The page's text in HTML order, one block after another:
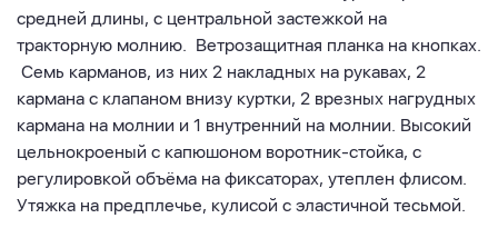
средней длины, с центральной застежкой на
тракторную молнию. Ветрозащитная планка на кнопках.
Семь карманов, из них 2 накладных на рукавах, 2
кармана с клапаном внизу куртки, 2 врезных нагрудных
кармана на молнии и 1 внутренний на молнии. Высокий
цельнокроеный с капюшоном воротник-стойка, с
регулировкой объёма на фиксаторах, утеплен флисом.
Утяжка на предплечье, кулисой с эластичной тесьмой.